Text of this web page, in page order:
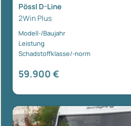
Pössl D-Line
2Win Plus
Modell-/Baujahr
Leistung
Schadstoffklasse/-norm
59.900 €